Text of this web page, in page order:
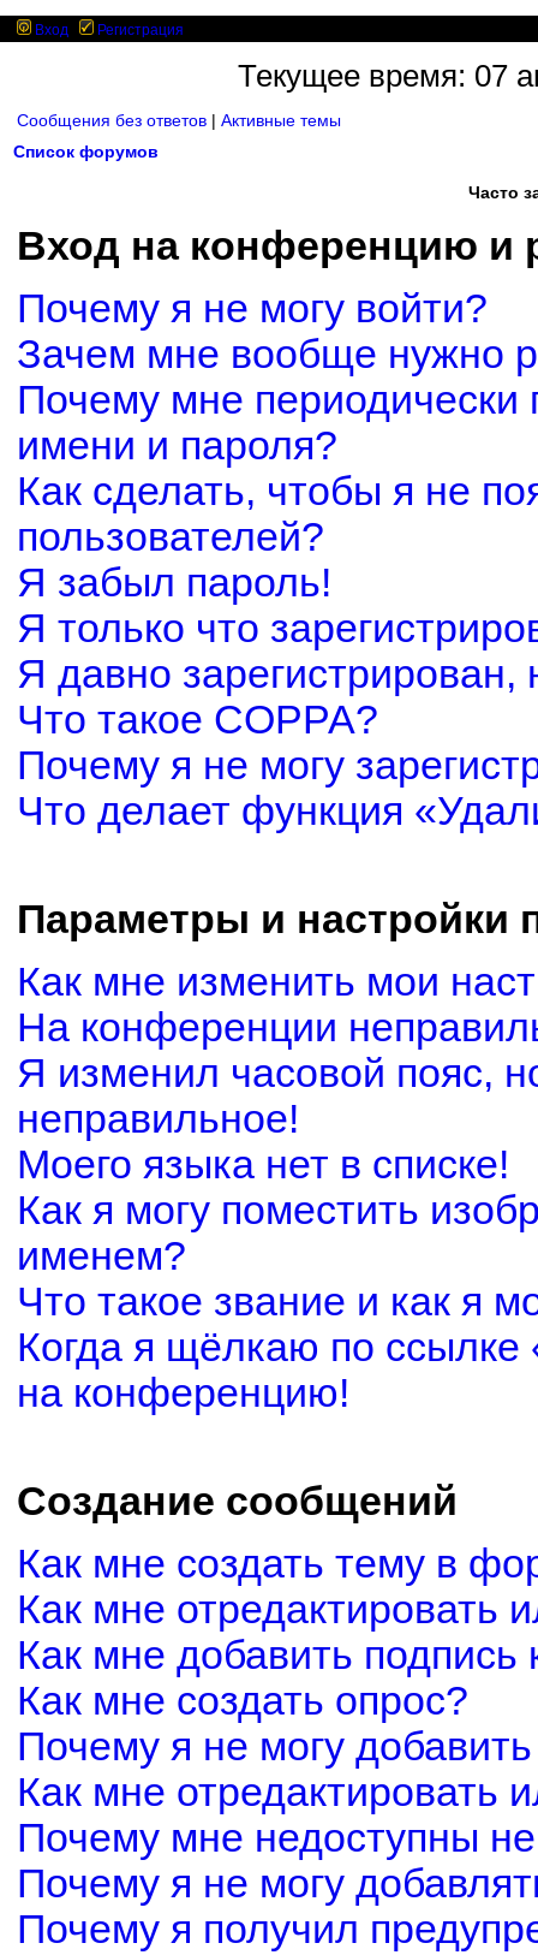
Вход Регистрация
Текущее время: 07
Сообщения без ответов | Активные темы
Список форумов
Часто
Вход на конференцию и
Почему я не могу войти?
Зачем мне вообще нужно
Почему мне периодически
имени и пароля?
Как сделать, чтобы я не
пользователей?
Я забыл пароль!
Я только что
Я давно
Что такое COPPA?
Почему я не могу
Что делает функция
Параметры и настройки
Как мне изменить мои
На конференции
Я изменил часовой пояс,
неправильное!
Моего языка нет в списке!
Как я могу поместить
именем?
Что такое звание и как я
Когда я щёлкаю по ссылке
на конференцию!
Создание сообщений
Как мне создать тему в
Как мне отредактировать
Как мне добавить
Как мне создать опрос?
Почему я не могу
Как мне отредактировать
Почему мне недоступны
Почему я не могу
Почему я получил